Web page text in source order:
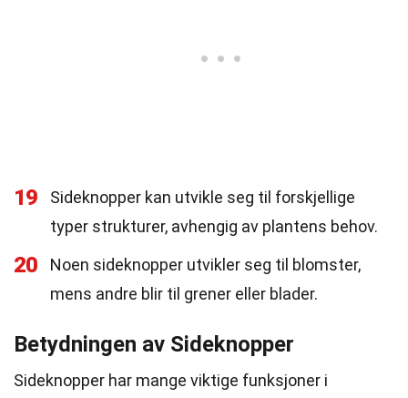
19
Sideknopper kan utvikle seg til forskjellige
typer strukturer, avhengig av plantens behov.
20
Noen sideknopper utvikler seg til blomster,
mens andre blir til grener eller blader.
Betydningen av Sideknopper
Sideknopper har mange viktige funksjoner i